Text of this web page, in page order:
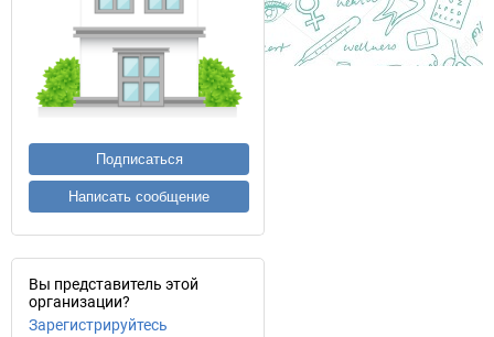
Подписаться
Написать сообщение
Вы представитель этой
организации?
Зарегистрируйтесь